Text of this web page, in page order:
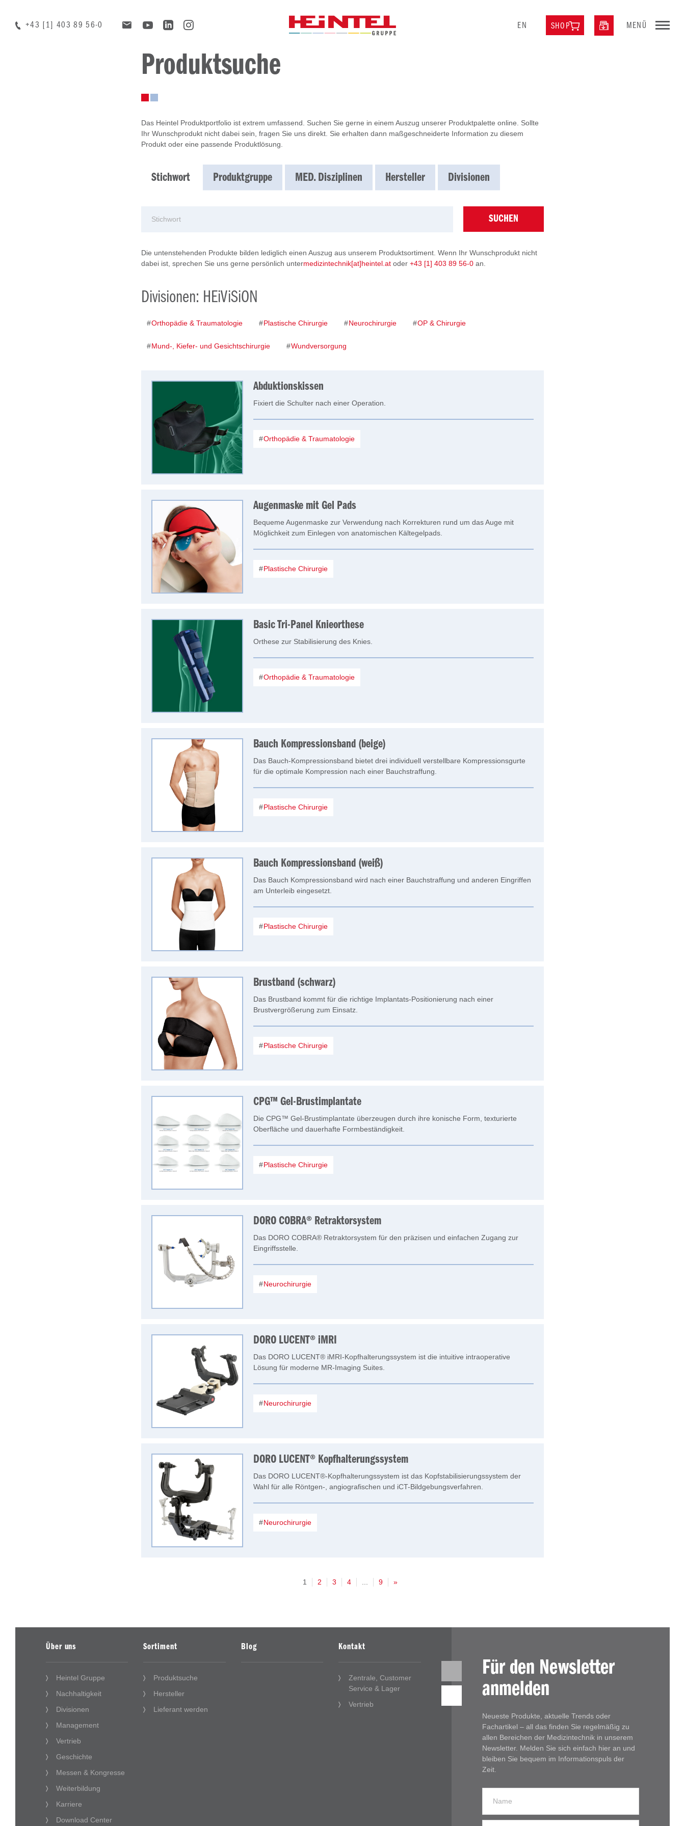
+43 [1] 403 89 56-0 EN SHOP MENÜ
Produktsuche
Das Heintel Produktportfolio ist extrem umfassend. Suchen Sie gerne in einem Auszug unserer Produktpalette online. Sollte
Ihr Wunschprodukt nicht dabei sein, fragen Sie uns direkt. Sie erhalten dann maßgeschneiderte Information zu diesem
Produkt oder eine passende Produktlösung.
Stichwort Produktgruppe MED. Disziplinen Hersteller Divisionen
SUCHEN
Die untenstehenden Produkte bilden lediglich einen Auszug aus unserem Produktsortiment. Wenn Ihr Wunschprodukt nicht
dabei ist, sprechen Sie uns gerne persönlich untermedizintechnik[at]heintel.at oder +43 [1] 403 89 56-0 an.
Divisionen: HEiViSiON
Orthopädie & Traumatologie Plastische Chirurgie Neurochirurgie OP & Chirurgie
Mund-, Kiefer- und Gesichtschirurgie Wundversorgung
Abduktionskissen
Fixiert die Schulter nach einer Operation.
Orthopädie & Traumatologie
Augenmaske mit Gel Pads
Bequeme Augenmaske zur Verwendung nach Korrekturen rund um das Auge mit
Möglichkeit zum Einlegen von anatomischen Kältegelpads.
Plastische Chirurgie
Basic Tri-Panel Knieorthese
Orthese zur Stabilisierung des Knies.
Orthopädie & Traumatologie
Bauch Kompressionsband (beige)
Das Bauch-Kompressionsband bietet drei individuell verstellbare Kompressionsgurte
für die optimale Kompression nach einer Bauchstraffung.
Plastische Chirurgie
Bauch Kompressionsband (weiß)
Das Bauch Kompressionsband wird nach einer Bauchstraffung und anderen Eingriffen
am Unterleib eingesetzt.
Plastische Chirurgie
Brustband (schwarz)
Das Brustband kommt für die richtige Implantats-Positionierung nach einer
Brustvergrößerung zum Einsatz.
Plastische Chirurgie
CPG™ Gel-Brustimplantate
Die CPG™ Gel-Brustimplantate überzeugen durch ihre konische Form, texturierte
Oberfläche und dauerhafte Formbeständigkeit.
Plastische Chirurgie
DORO COBRA® Retraktorsystem
Das DORO COBRA® Retraktorsystem für den präzisen und einfachen Zugang zur
Eingriffsstelle.
Neurochirurgie
DORO LUCENT® iMRI
Das DORO LUCENT® iMRI-Kopfhalterungssystem ist die intuitive intraoperative
Lösung für moderne MR-Imaging Suites.
Neurochirurgie
DORO LUCENT® Kopfhalterungssystem
Das DORO LUCENT®-Kopfhalterungssystem ist das Kopfstabilisierungssystem der
Wahl für alle Röntgen-, angiografischen und iCT-Bildgebungsverfahren.
Neurochirurgie
1 2 3 4 9 »
Über uns
Heintel Gruppe
Nachhaltigkeit
Divisionen
Management
Vertrieb
Geschichte
Messen & Kongresse
Weiterbildung
Karriere
Download Center
Sortiment
Produktsuche
Hersteller
Lieferant werden
Blog Kontakt
Zentrale, Customer
Service & Lager
Vertrieb
Für den Newsletter
anmelden
Neueste Produkte, aktuelle Trends oder
Fachartikel – all das finden Sie regelmäßig zu
allen Bereichen der Medizintechnik in unserem
Newsletter. Melden Sie sich einfach hier an und
bleiben Sie bequem im Informationspuls der
Zeit.